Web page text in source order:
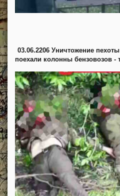
03.06.2206 Уничтожение
поехали колонны бензовозов -